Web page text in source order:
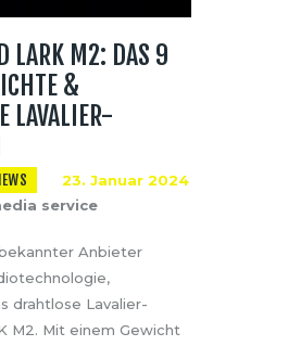
LARK M2: DAS 9
&
LAVALIER-
23. Januar 2024
service
Anbieter
drahtlose Lavalier-
M2. Mit einem Gewicht